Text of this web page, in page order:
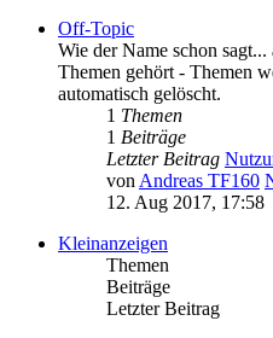
Off-Topic
Wie der Name schon
Themen gehört - Themen
automatisch gelöscht.
1 Themen
1 Beiträge
Letzter Beitrag
vonAndreas TF160
12. Aug 2017, 17:58
Kleinanzeigen
Themen
Beiträge
Letzter Beitrag